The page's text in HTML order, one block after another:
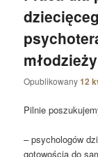
młodzieży
Opublikowany12
Pilnie
– psychologów
gotowością do